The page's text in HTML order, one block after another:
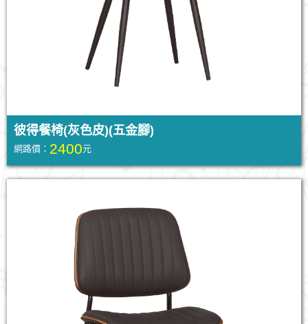
彼得餐椅(灰色皮)(五金腳)
網路價： 2400元